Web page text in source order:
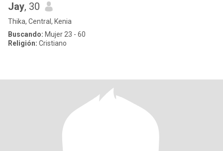
Jay, 30
Thika, Central, Kenia
Buscando: Mujer 23 - 60
Religión: Cristiano